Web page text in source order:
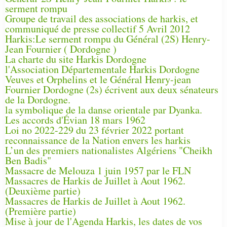
serment rompu
Groupe de travail des associations de harkis, et
communiqué de presse collectif 5 Avril 2012
Harkis:Le serment rompu du Général (2S) Henry-
Jean Fournier ( Dordogne )
La charte du site Harkis Dordogne
l'Association Départementale Harkis Dordogne
Veuves et Orphelins et le Général Henry-jean
Fournier Dordogne (2s) écrivent aux deux sénateurs
de la Dordogne.
la symbolique de la danse orientale par Dyanka.
Les accords d'Évian 18 mars 1962
Loi no 2022-229 du 23 février 2022 portant
reconnaissance de la Nation envers les harkis
L’un des premiers nationalistes Algériens "Cheikh
Ben Badis"
Massacre de Melouza 1 juin 1957 par le FLN
Massacres de Harkis de Juillet à Aout 1962.
(Deuxième partie)
Massacres de Harkis de Juillet à Aout 1962.
(Première partie)
Mise à jour de l'Agenda Harkis, les dates de vos